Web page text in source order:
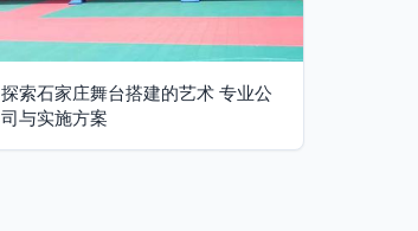
探索石家庄舞台搭建的艺术 专业公
司与实施方案